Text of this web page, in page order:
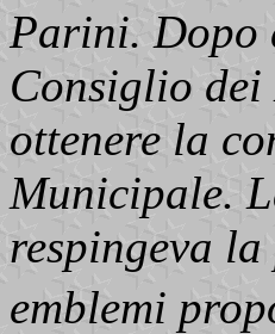
Parini. Dopo
Consiglio
ottenere la
Municipale.
respingeva
emblemi